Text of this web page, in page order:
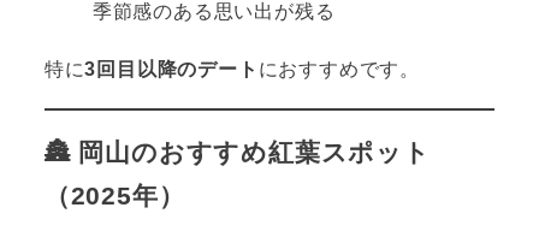
季節感のある思い出が残る
特に3回目以降のデート におすすめです。
🏯 岡山のおすすめ紅葉スポット
（2025年）